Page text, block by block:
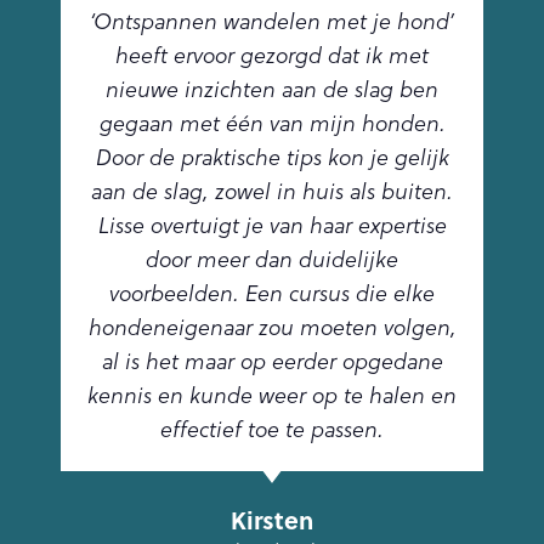
‘Ontspannen wandelen met je hond’
heeft ervoor gezorgd dat ik met
nieuwe inzichten aan de slag ben
gegaan met één van mijn honden.
Door de praktische tips kon je gelijk
aan de slag, zowel in huis als buiten.
Lisse overtuigt je van haar expertise
door meer dan duidelijke
voorbeelden. Een cursus die elke
hondeneigenaar zou moeten volgen,
al is het maar op eerder opgedane
kennis en kunde weer op te halen en
effectief toe te passen.
Kirsten